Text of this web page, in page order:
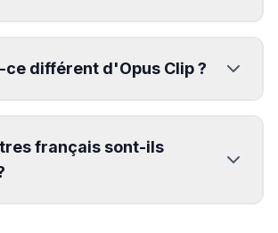
ce différent d'Opus Clip ?
français sont-ils